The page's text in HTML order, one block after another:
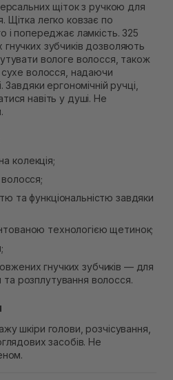
16-го Липня, 15
Кулика і Гудачека 23 (ТЦ
щіток з ручкою для
Щітка легко ковзає по
і попереджає ламкість. 325
зубчиків дозволяють
вологе волосся, також
сухе волосся, надаючи
ергономічній ручці,
навіть у душі. Не
колекція;
волосся;
та функціональністю завдяки
технологією щетинок;
гнучких зубчиків — для
та розплутування волосся.
шкіри голови, розчісування,
засобів. Не